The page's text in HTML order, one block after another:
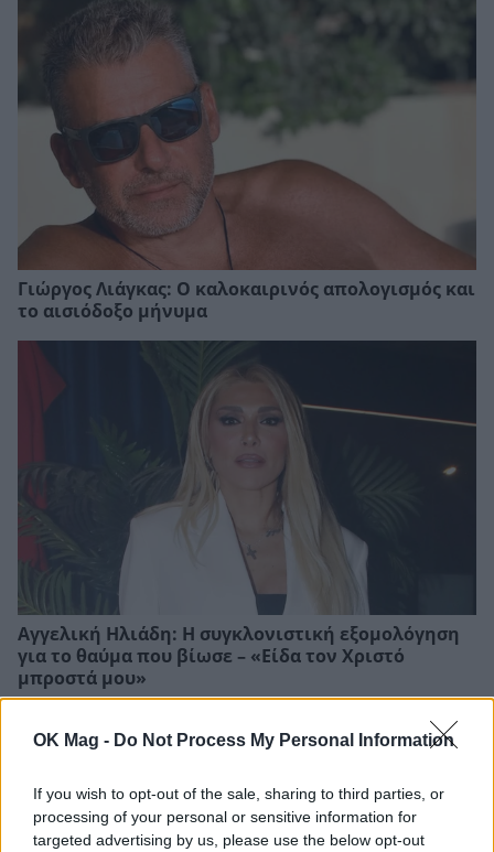
OK Mag - Do Not Process My Personal Information
If you wish to opt-out of the sale, sharing to third parties, or
processing of your personal or sensitive information for
targeted advertising by us, please use the below opt-out
Γιώργος Λιάγκας: Ο καλοκαιρινός απολογισμός και
το αισιόδοξο μήνυμα
Αγγελική Ηλιάδη: Η συγκλονιστική εξομολόγηση
για το θαύμα που βίωσε – «Είδα τον Χριστό
μπροστά μου»